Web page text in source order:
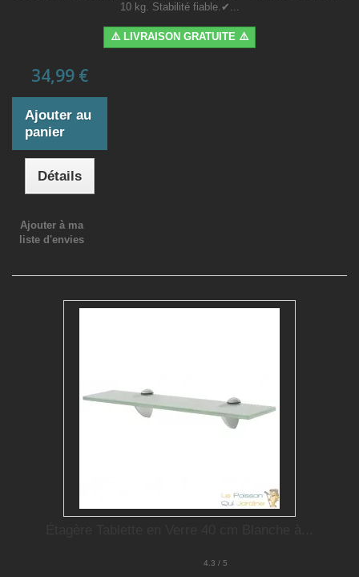
10 kg. Stabilité fiable.✔...
⚠️ LIVRAISON GRATUITE ⚠️
34,99 €
Ajouter au
panier
Détails
Ajouter à ma
liste d'envies
4.3 / 5